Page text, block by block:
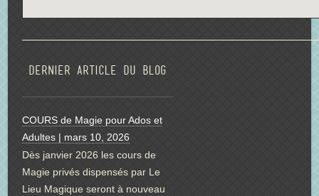
Dernier article du blog
COURS de Magie pour Ados et
Adultes | mars 10, 2026
Dès janvier 2026 les cours de
Magie privés dispensés par Le
Lieu Magique seront à nouveau